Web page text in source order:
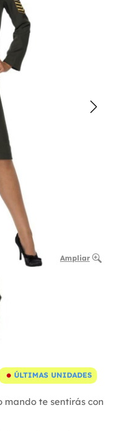
Ampliar
ÚLTIMAS UNIDADES
mando te sentirás con